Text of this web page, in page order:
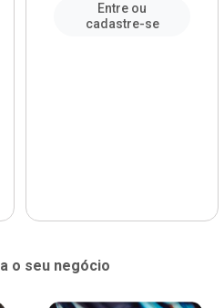
Entre ou
cadastre-se
o seu negócio